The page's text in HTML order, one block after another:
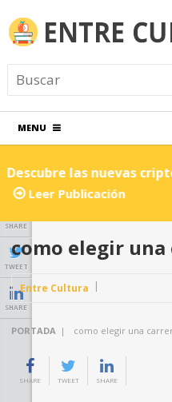
MENU
Descubre las nuevas
Leer Publicación
SHARE
TWEET
SHARE
como elegir una
Entre Cultura
PORTADA | como elegir una
SHARE TWEET SHARE